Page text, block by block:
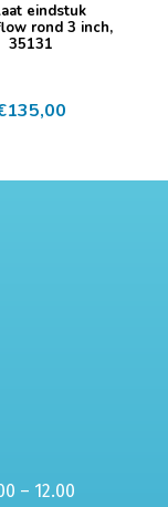
eindstuk
rond 3 inch,
35131
135,00
– 12.00